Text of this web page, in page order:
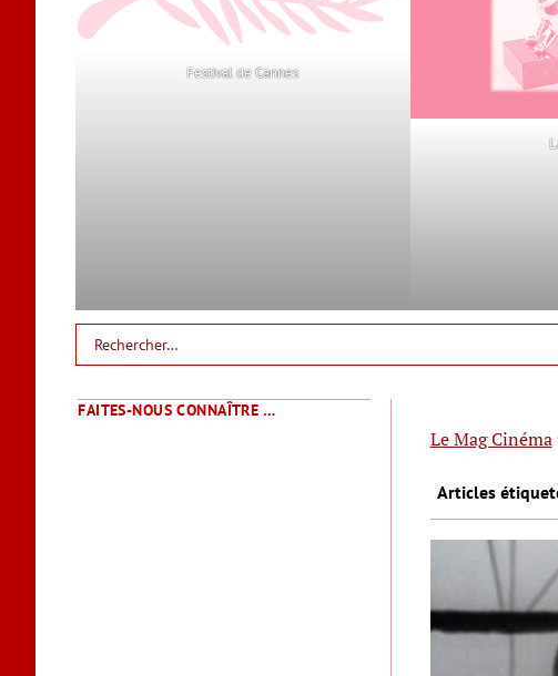
Festival de Cannes
FAITES-NOUS CONNAÎTRE …
Le Mag Cinéma
Articles